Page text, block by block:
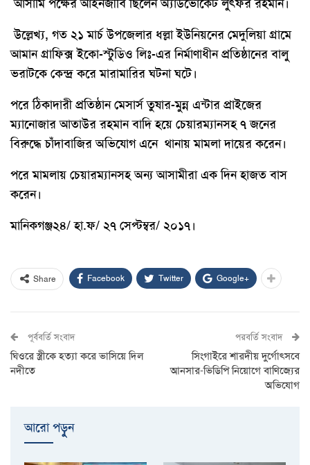
আসামি পক্ষের আইনজীবি ছিলেন অ্যাডভোকেট লুৎফর রহমান।
উল্লেখ্য, গত ২১ মার্চ উপজেলার ধল্লা ইউনিয়নের মেদুলিয়া গ্রামে
আমান গ্রাফিক্স ইকো-স্টুডিও লিঃ-এর নির্মাণাধীন প্রতিষ্ঠানের বালু
ভরাটকে কেন্দ্র করে মারামারির ঘটনা ঘটে।
পরে ঠিকাদারী প্রতিষ্ঠান মেসার্স তুষার-মুন্ন এন্টার প্রাইজের
ম্যানোজার আতাউর রহমান বাদি হয়ে চেয়ারম্যানসহ ৭ জনের
বিরুদ্ধে চাঁদাবাজির অভিযোগ এনে থানায় মামলা দায়ের করেন।
পরে মামলায় চেয়ারম্যানসহ অন্য আসামীরা এক দিন হাজত বাস
করেন।
মানিকগঞ্জ২৪/ হা.ফ/ ২৭ সেপ্টম্বর/ ২০১৭।
Share Facebook Twitter Google+
পূর্ববর্তি সংবাদ
ঘিওরে স্ত্রীকে হত্যা করে ভাসিয়ে দিল
নদীতে
পরবর্তি সংবাদ
সিংগাইরে শারদীয় দুর্গোৎসবে
আনসার-ভিডিপি নিয়োগে বাণিজ্যের
অভিযোগ
আরো পড়ুুন